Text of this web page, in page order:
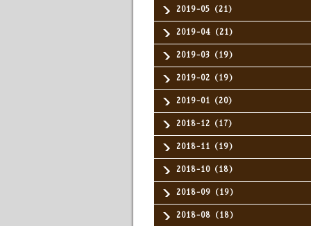
2019-05（21）
2019-04（21）
2019-03（19）
2019-02（19）
2019-01（20）
2018-12（17）
2018-11（19）
2018-10（18）
2018-09（19）
2018-08（18）